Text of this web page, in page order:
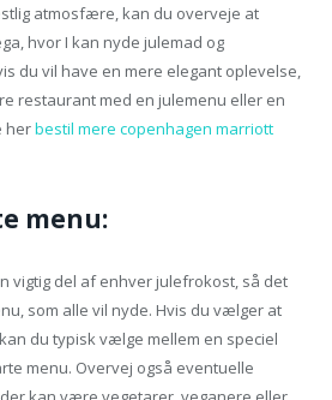
atmosfære, kan du overveje at
hvor I kan nyde julemad og
du vil have en mere elegant oplevelse,
restaurant med en julemenu eller en
herbestil mere copenhagen marriott
menu:
vigtig del af enhver julefrokost, så det
som alle vil nyde. Hvis du vælger at
du typisk vælge mellem en speciel
menu. Overvej også eventuelle